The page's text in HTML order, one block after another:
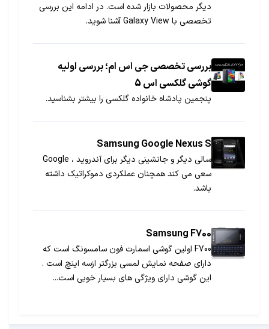
دیگر محصولات بازار شده است. در ادامه این بررسی
تخصصی با Galaxy View آشنا شوید.
بررسی تخصصی جی اس ام؛ بررسی اولیه
گوشی گلکسی اس 5
پنجمین پادشاه خانواده گلکسی را بیشتر بشناسید.
Samsung Google Nexus S
سالی دیگر و جانشینی دیگر برای آندروید ، Google
سعی می کند همچنان عملکردی دموکراتیک داشته
باشد.
Samsung F700
F700 اولین گوشی اسمارت فون سامسونگ است که
دارای صفحه نمایش لمسی بزرگتر ازسه اینچ است .
این گوشی دارای ویژگی های بسیار خوبی است...